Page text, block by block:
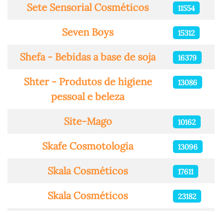
Sete Sensorial Cosméticos 11554
Seven Boys 15312
Shefa - Bebidas a base de soja 16379
Shter - Produtos de higiene
pessoal e beleza
13086
Site-Mago 10162
Skafe Cosmotologia 13096
Skala Cosméticos 17611
Skala Cosméticos 23182